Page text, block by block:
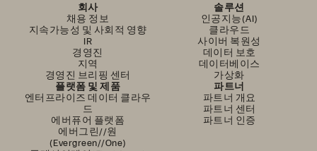
회사
채용 정보
지속가능성 및 사회적 영향
IR
경영진
지역
경영진 브리핑 센터
솔루션
인공지능(AI)
클라우드
사이버 복원성
데이터 보호
데이터베이스
가상화
플랫폼 및 제품
엔터프라이즈 데이터 클라우
드
에버퓨어 플랫폼
에버그린//원
(Evergreen//One)
파트너
파트너 개요
파트너 센터
파트너 인증